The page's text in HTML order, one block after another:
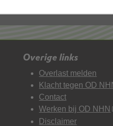
Overige links
Overlast melden
Klacht tegen OD
Contact
Werken bij OD NHN
Disclaimer